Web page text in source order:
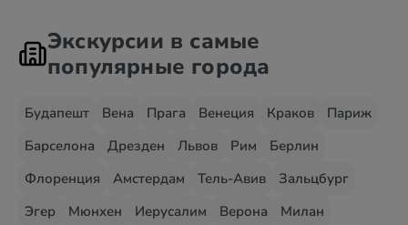
Экскурсии в самые
популярные города
Будапешт Вена Прага Венеция Краков
Париж
Барселона
Дрезден Львов Рим
Берлин
Флоренция
Амстердам Тель-Авив
Зальцбург
Эгер
Мюнхен Иерусалим Верона
Милан